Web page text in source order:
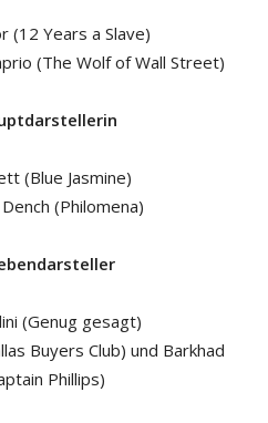
(12 Years a Slave)
(The Wolf of Wall Street)
(Blue Jasmine)
(Philomena)
(Genug gesagt)
Buyers Club) und Barkhad
Phillips)